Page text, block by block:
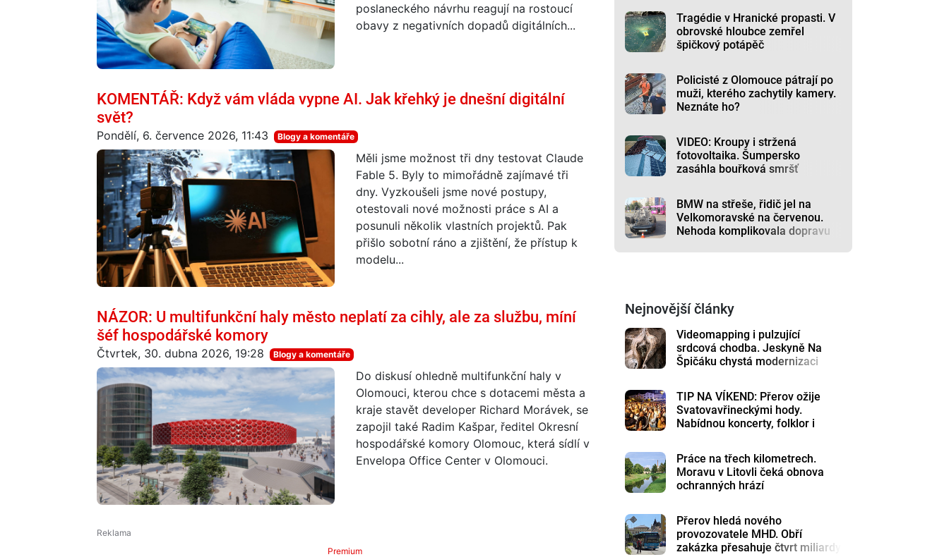
poslaneckého návrhu reagují na rostoucí
obavy z negativních dopadů digitálních...
KOMENTÁŘ: Když vám vláda vypne AI. Jak křehký je dnešní digitální
svět?
Pondělí, 6. července 2026, 11:43 Blogy a komentáře
Měli jsme možnost tři dny testovat Claude
Fable 5. Byly to mimořádně zajímavé tři
dny. Vyzkoušeli jsme nové postupy,
otestovali nové možnosti práce s AI a
posunuli několik vlastních projektů. Pak
přišlo sobotní ráno a zjištění, že přístup k
modelu...
NÁZOR: U multifunkční haly město neplatí za cihly, ale za službu, míní
šéf hospodářské komory
Čtvrtek, 30. dubna 2026, 19:28 Blogy a komentáře
Do diskusí ohledně multifunkční haly v
Olomouci, kterou chce s dotacemi města a
kraje stavět developer Richard Morávek, se
zapojil také Radim Kašpar, ředitel Okresní
hospodářské komory Olomouc, která sídlí v
Envelopa Office Center v Olomouci.
Premium
Tragédie v Hranické propasti. V
obrovské hloubce zemřel
špičkový potápěč
Policisté z Olomouce pátrají po
muži, kterého zachytily kamery.
Neznáte ho?
VIDEO: Kroupy i stržená
fotovoltaika. Šumpersko
zasáhla bouřková smršť
BMW na střeše, řidič jel na
Velkomoravské na červenou.
Nehoda komplikovala dopravu
Nejnovější články
Videomapping i pulzující
srdcová chodba. Jeskyně Na
Špičáku chystá modernizaci
TIP NA VÍKEND: Přerov ožije
Svatovavřineckými hody.
Nabídnou koncerty, folklor i
Práce na třech kilometrech.
Moravu v Litovli čeká obnova
ochranných hrází
Přerov hledá nového
provozovatele MHD. Obří
zakázka přesahuje čtvrt miliardy